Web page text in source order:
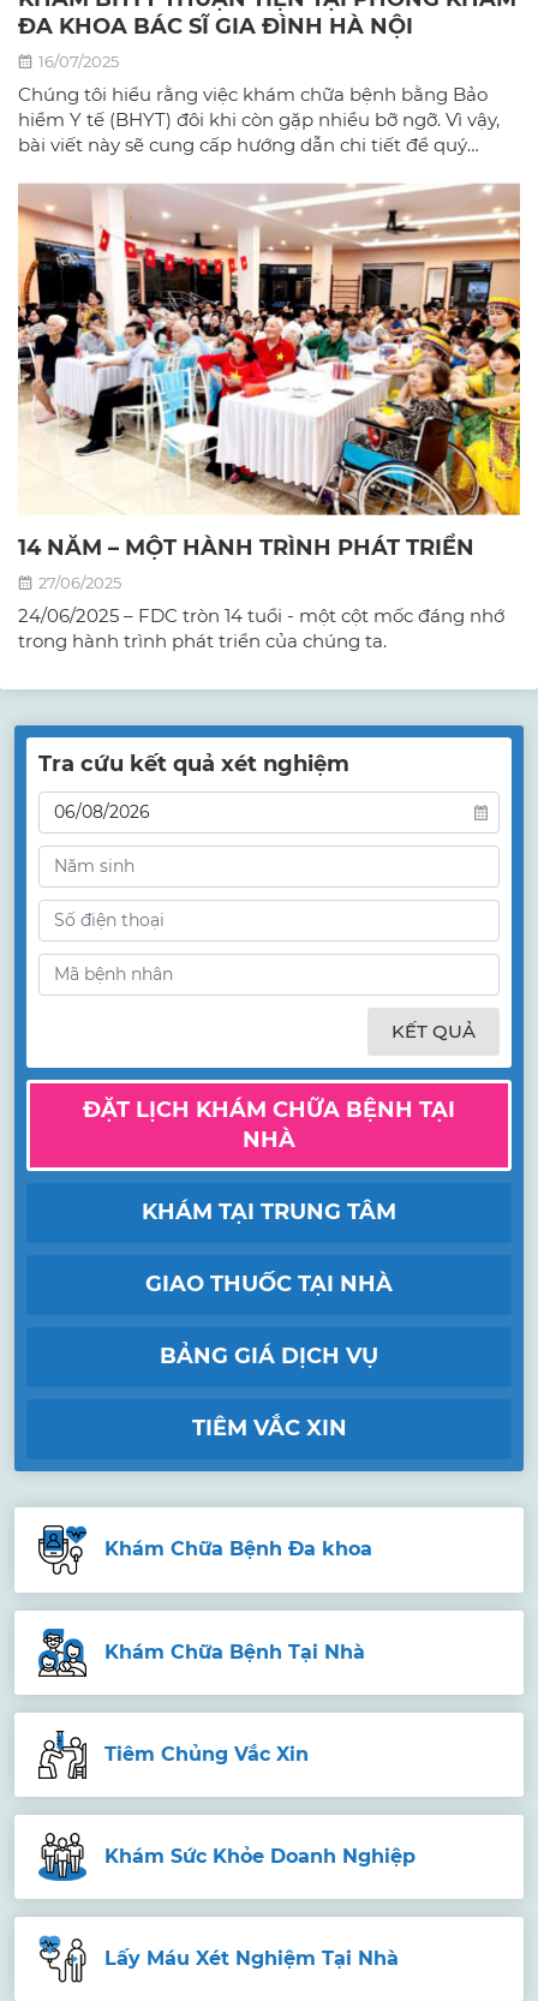
ĐA KHOA BÁC SĨ GIA ĐÌNH HÀ NỘI
16/07/2025
Chúng tôi hiểu rằng việc khám chữa bệnh bằng Bảo
hiểm Y tế (BHYT) đôi khi còn gặp nhiều bỡ ngỡ. Vì vậy,
bài viết này sẽ cung cấp hướng dẫn chi tiết để quý
quả nhất tại phòng khám đa khoa Bác sĩ gia đình hà
Nội.
14 NĂM – MỘT HÀNH TRÌNH PHÁT TRIỂN
27/06/2025
24/06/2025 – FDC tròn 14 tuổi - một cột mốc đáng nhớ
trong hành trình phát triển của chúng ta.
Tra cứu kết quả xét nghiệm
KẾT QUẢ
ĐẶT LỊCH KHÁM CHỮA BỆNH TẠI
NHÀ
KHÁM TẠI TRUNG TÂM
GIAO THUỐC TẠI NHÀ
BẢNG GIÁ DỊCH VỤ
TIÊM VẮC XIN
Khám Chữa Bệnh Đa khoa
Khám Chữa Bệnh Tại Nhà
Tiêm Chủng Vắc Xin
Khám Sức Khỏe Doanh Nghiệp
Lấy Máu Xét Nghiệm Tại Nhà